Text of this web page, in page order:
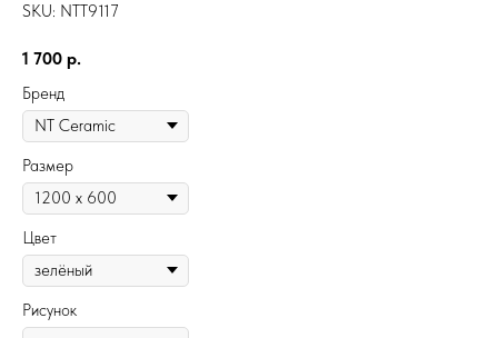
SKU: NTT9117
1 700 р.
Бренд
Размер
Цвет
Рисунок